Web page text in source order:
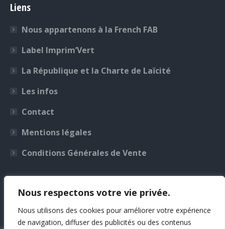
Nous respectons votre vie privée.
Nous utilisons des cookies pour améliorer votre expérience
de navigation, diffuser des publicités ou des contenus
Facebook
dans
une
fenêtre
dans
une
fenêtre
dans
une
fenêtre
dans
une
fenêtre
Liens
Nous appartenons à la French FAB
Label Imprim’Vert
La République et la Charte de Laïcité
Les infos
Contact
Mentions légales
Conditions Générales de Vente